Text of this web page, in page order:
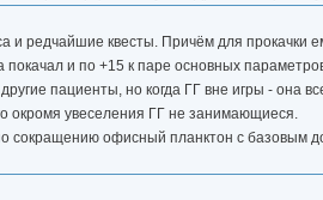
редчайшие квесты. Причём для прокачки
покачал и по +15 к паре основных
пациенты, но когда ГГ вне игры - она
окромя увеселения ГГ не занимающиеся.
сокращению офисный планктон с базовым